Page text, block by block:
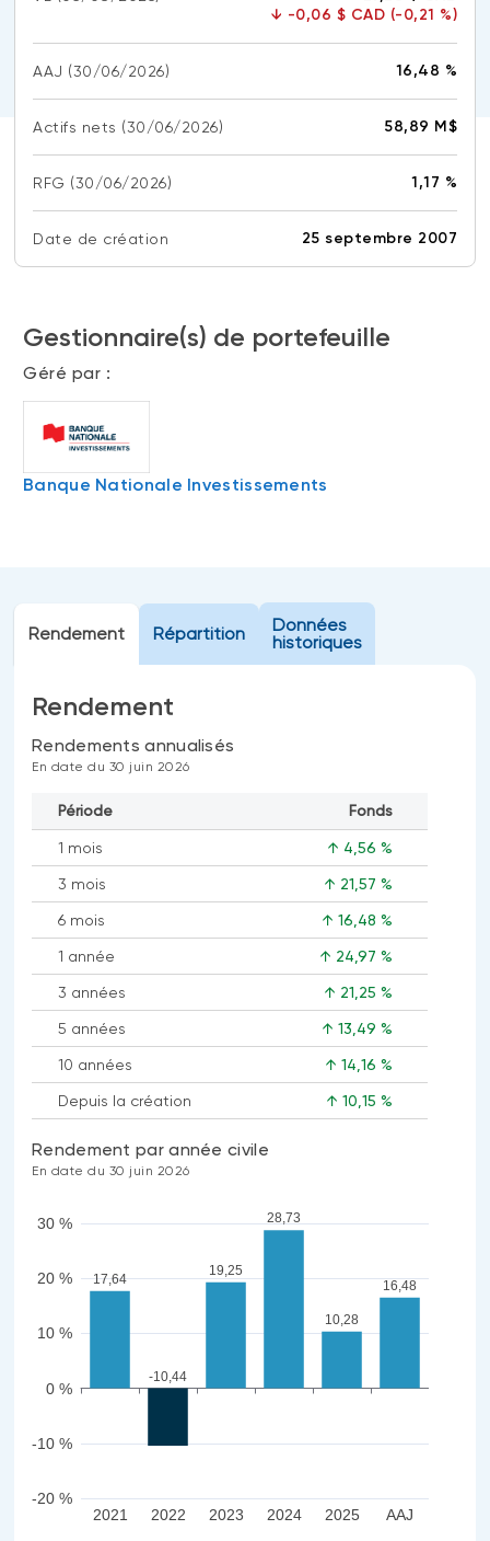
FNB de rotation thématique BNI (NTHM)
FNB durables
SOLUTIONS DE PORTEFEUILLE
Liste des solutions de portefeuille BNI
Portefeuilles Méritage
PLACEMENTS ALTERNATIFS
Placements privés
SOLUTIONS DE LIQUIDITÉ
Compte Surintérêt Altamira BNI
CATÉGORIES D'ACTIFS
Actions
Fonds équilibré
Marché monétaire
Revenu fixe
Alternatif
Articles
Livres blancs
DOCUMENTS RÉGLEMENTAIRES
Aperçus de fonds
Déclaration de principes sur les conflits
d’intérêts (PDF)
CONNEXION REQUISE
Portail de formation continue
(Portefeuilles Méritage)
↓ -0,06 $ CAD (-0,21 %)
AAJ (30/06/2026) 16,48 %
Actifs nets (30/06/2026) 58,89 M$
RFG (30/06/2026) 1,17 %
Date de création 25 septembre 2007
Gestionnaire(s) de portefeuille
Géré par :
Banque Nationale Investissements
Rendement Répartition
Données
historiques
Rendement
Rendements annualisés
En date du 30 juin 2026
Période Fonds
1 mois ↑ 4,56 %
3 mois ↑ 21,57 %
6 mois ↑ 16,48 %
1 année ↑ 24,97 %
3 années ↑ 21,25 %
5 années ↑ 13,49 %
10 années ↑ 14,16 %
Depuis la création ↑ 10,15 %
Rendement par année civile
En date du 30 juin 2026
-20 %
-10 %
0 %
10 %
20 %
30 %
2021 2022 2023 2024 2025 AAJ
17,64
-10,44
19,25
28,73
10,28
16,48